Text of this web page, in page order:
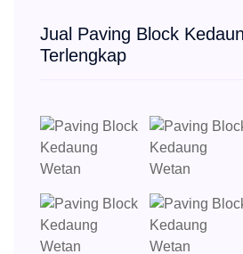
Jual Paving Block
Terlengkap